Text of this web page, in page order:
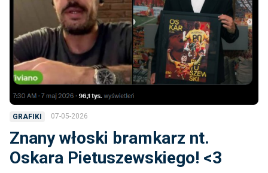
GRAFIKI 07-05-2026
Znany włoski bramkarz nt.
Oskara Pietuszewskiego! <3